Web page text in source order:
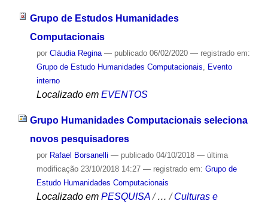
Grupo de Estudos Humanidades
Computacionais
por Cláudia Regina — publicado06/02/2020 — registrado em:
Grupo de Estudo Humanidades Computacionais
Evento
interno
Localizado em EVENTOS
Grupo Humanidades Computacionais seleciona
novos pesquisadores
por Rafael Borsanelli — publicado04/10/2018 — última
modificação23/10/2018 14:27 — registrado em: Grupo de
Estudo Humanidades Computacionais
Localizado em PESQUISA /…/Culturas e